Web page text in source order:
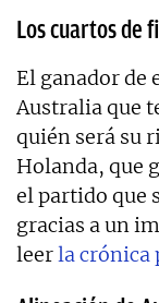
Los cuartos de
El ganador de
Australia que
quién será su
Holanda, que
el partido que
gracias a un
leerla crónica